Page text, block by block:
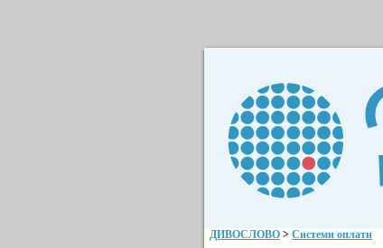
ДИВОСЛОВО > Системи оплати